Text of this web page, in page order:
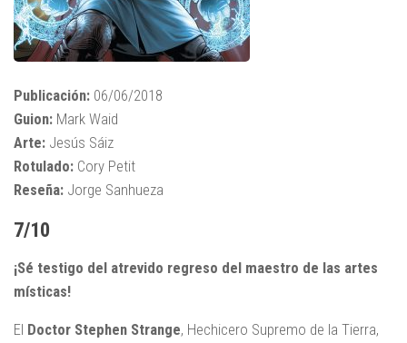
Publicación: 06/06/2018
Guion: Mark Waid
Arte: Jesús Sáiz
Rotulado: Cory Petit
Reseña: Jorge Sanhueza
7/10
¡Sé testigo del atrevido regreso del maestro de las artes
místicas!
El Doctor Stephen Strange, Hechicero Supremo de la Tierra,